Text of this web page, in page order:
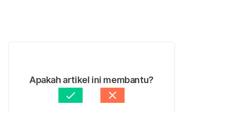
Apakah artikel ini membantu?